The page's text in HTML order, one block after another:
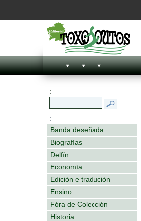
:
:
Banda deseñada
Biografías
Delfín
Economía
Edición e tradución
Ensino
Fóra de Colección
Historia